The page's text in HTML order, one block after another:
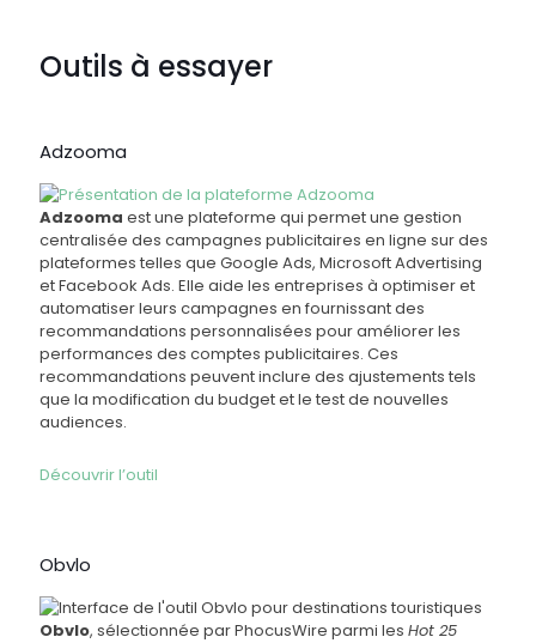
Outils à essayer
Adzooma
Adzooma est une plateforme qui permet une gestion
centralisée des campagnes publicitaires en ligne sur des
plateformes telles que Google Ads, Microsoft Advertising
et Facebook Ads. Elle aide les entreprises à optimiser et
automatiser leurs campagnes en fournissant des
recommandations personnalisées pour améliorer les
performances des comptes publicitaires. Ces
recommandations peuvent inclure des ajustements tels
que la modification du budget et le test de nouvelles
audiences.
Découvrir l’outil
Obvlo
Obvlo, sélectionnée par PhocusWire parmi les Hot 25